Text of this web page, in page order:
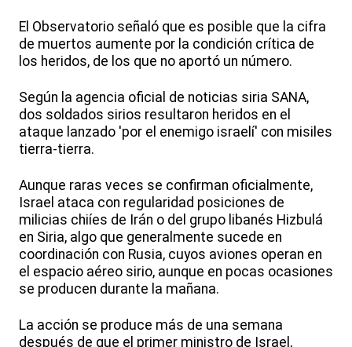
El Observatorio señaló que es posible que la cifra
de muertos aumente por la condición crítica de
los heridos, de los que no aportó un número.
Según la agencia oficial de noticias siria SANA,
dos soldados sirios resultaron heridos en el
ataque lanzado 'por el enemigo israelí' con misiles
tierra-tierra.
Aunque raras veces se confirman oficialmente,
Israel ataca con regularidad posiciones de
milicias chiíes de Irán o del grupo libanés Hizbulá
en Siria, algo que generalmente sucede en
coordinación con Rusia, cuyos aviones operan en
el espacio aéreo sirio, aunque en pocas ocasiones
se producen durante la mañana.
La acción se produce más de una semana
después de que el primer ministro de Israel,